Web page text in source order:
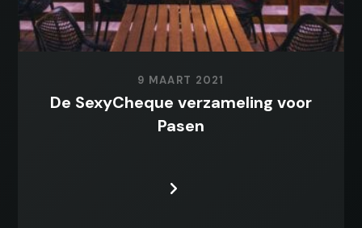
9 MAART 2021
De SexyCheque verzameling voor
Pasen
LEES MEER